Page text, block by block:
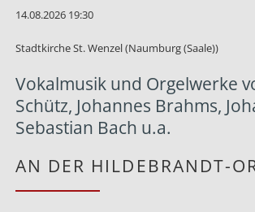
14.08.2026 19:30
Stadtkirche St. Wenzel (Naumburg (Saale))
Vokalmusik und Orgelwerke
Schütz, Johannes Brahms,
Sebastian Bach u.a.
AN DER HILDEBRANDT-